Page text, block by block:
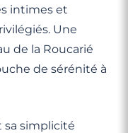
intimes et
Une
de la Roucarié
de sérénité à
sa simplicité